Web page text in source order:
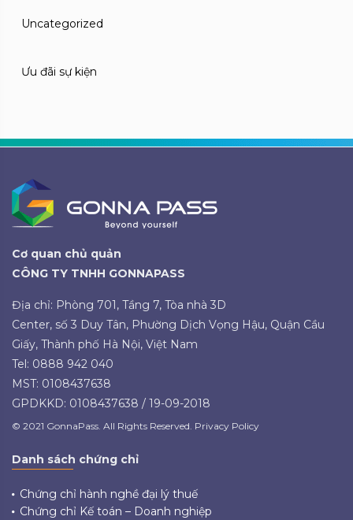
Uncategorized
Ưu đãi sự kiện
Cơ quan chủ quản
CÔNG TY TNHH GONNAPASS
Địa chỉ: Phòng 701, Tầng 7, Tòa nhà 3D
Center, số 3 Duy Tân, Phường Dịch Vọng Hậu, Quận Cầu
Giấy, Thành phố Hà Nội, Việt Nam
Tel: 0888 942 040
MST: 0108437638
GPDKKD: 0108437638 / 19-09-2018
© 2021 GonnaPass. All Rights Reserved. Privacy Policy
Danh sách chứng chỉ
Chứng chỉ hành nghề đại lý thuế
Chứng chỉ Kế toán – Doanh nghiệp